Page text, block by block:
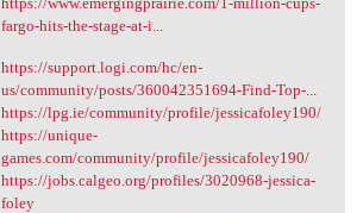
fargo-hits-the-stage-at-i...
https://support.logi.com/hc/en-
us/community/posts/360042351694-Find-Top-...
https://lpg.ie/community/profile/jessicafoley190/
https://unique-
games.com/community/profile/jessicafoley190/
https://jobs.calgeo.org/profiles/3020968-jessica-
foley